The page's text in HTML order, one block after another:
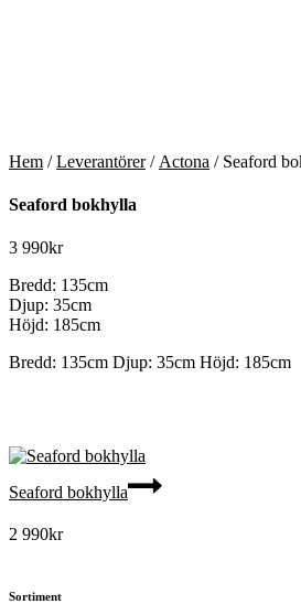
Hem /Leverantörer/ Actona / Seaford
Seaford bokhylla
3 990kr
Bredd: 135cm
Djup: 35cm
Höjd: 185cm
Bredd: 135cm Djup: 35cm Höjd: 185cm
Seaford bokhylla
2 990kr
Sortiment